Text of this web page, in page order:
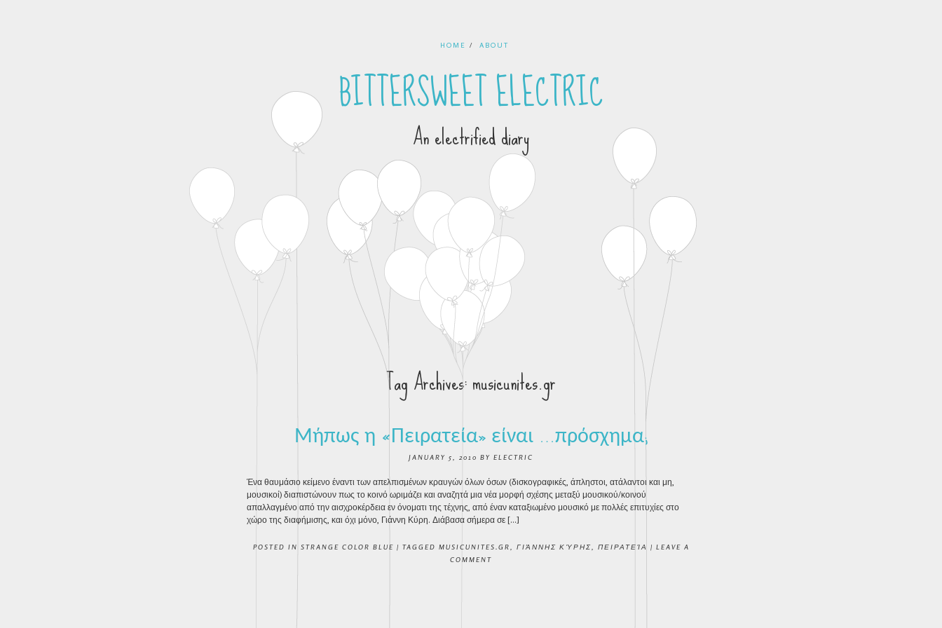
HOME ABOUT
BITTERSWEET ELECTRIC
An electrified diary
Tag Archives:musicunites.gr
Μήπως η «Πειρατεία» είναι …πρόσχημα;
JANUARY 5, 2010 BY ELECTRIC
Ένα θαυμάσιο κείμενο έναντι των απελπισμένων κραυγών όλων όσων (δισκογραφικές, άπληστοι, ατάλαντοι και μη,
μουσικοί) διαπιστώνουν πως το κοινό ωριμάζει και αναζητά μια νέα μορφή σχέσης μεταξύ μουσικού/κοινού
απαλλαγμένο από την αισχροκέρδεια εν όνοματι της τέχνης, από έναν καταξιωμένο μουσικό με πολλές επιτυχίες στο
χώρο της διαφήμισης, και όχι μόνο, Γιάννη Κύρη. Διάβασα σήμερα σε […]
POSTED IN STRANGE COLOR BLUE | TAGGED MUSICUNITES.GR ΓΙΆΝΝΗΣ ΚΎΡΗΣ ΠΕΙΡΑΤΕΊΑ | LEAVE A
COMMENT